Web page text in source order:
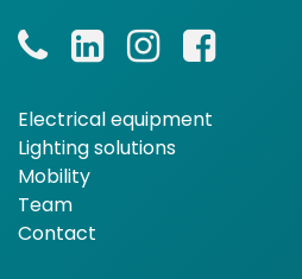
Electrical equipment
Lighting solutions
Mobility
Team
Contact